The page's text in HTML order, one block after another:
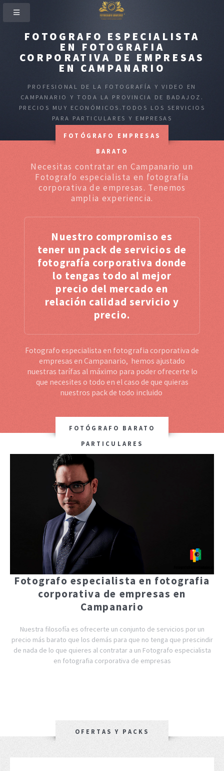
FOTOGRAFO ESPECIALISTA
EN FOTOGRAFIA
CORPORATIVA DE EMPRESAS
EN CAMPANARIO
PROFESIONAL DE LA FOTOGRAFÍA Y VIDEO EN
CAMPANARIO Y TODA LA PROVINCIA DE BADAJOZ.
PRECIOS MUY ECONÓMICOS.TODOS LOS SERVICIOS
PARA PARTICULARES Y EMPRESAS
FOTÓGRAFO EMPRESAS
BARATO
Necesitas contratar en Campanario un
Fotografo especialista en fotografia
corporativa de empresas. Tenemos
amplia experiencia.
Nuestro compromiso es
tener un pack de servicios de
fotografía corporativa donde
lo tengas todo al mejor
precio del mercado en
relación calidad servicio y
precio.
Fotografo especialista en fotografia corporativa de
empresas en Campanario, hemos ajustado
nuestras tarífas al máximo para poder ofrecerte lo
que necesites o todo en el caso de que quieras
nuestros pack de todo incluido
FOTÓGRAFO BARATO
PARTICULARES
Fotografo especialista en fotografia
corporativa de empresas en
Campanario
Nuestra filosofía es ofrecerte un conjunto de servicios por un
precio más barato que los demás para que no tenga que prescindir
de nada de lo que quieres al contratar a un Fotografo especialista
en fotografia corporativa de empresas
OFERTAS Y PACKS